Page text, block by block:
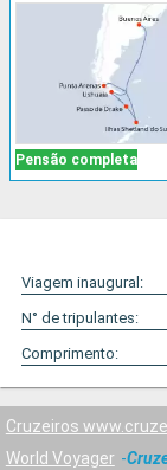
Pensão completa
Viagem inaugural:
N° de tripulantes:
Comprimento:
Cruzeiros
World Voyager